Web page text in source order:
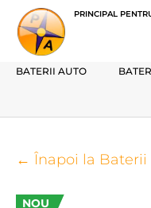
PRINCIPAL
BATERII AUTO
← Înapoi la
NOU